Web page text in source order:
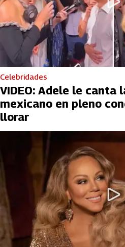
Celebridades
VIDEO: Adele le canta
mexicano en pleno
llorar